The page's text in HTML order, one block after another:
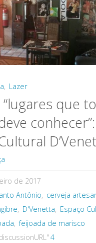
, Lazer
“lugares que
conhecer”:
de 2017
Antônio, cerveja
, D'Venetta, Espaço
, feijoada de marisco
4